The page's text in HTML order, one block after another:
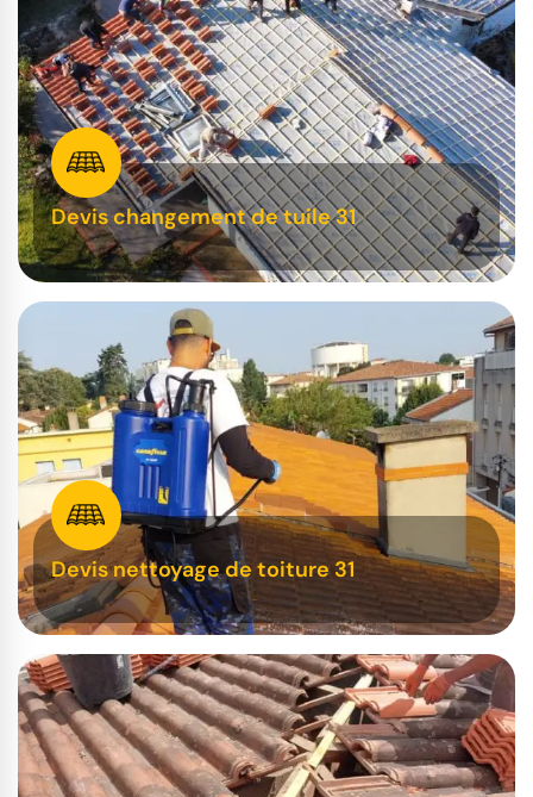
Devis changement de tuile 31
Devis nettoyage de toiture 31